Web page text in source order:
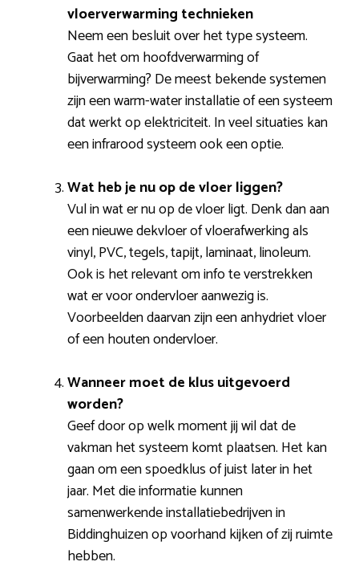
vloerverwarming technieken
Neem een besluit over het type systeem.
Gaat het om hoofdverwarming of
bijverwarming? De meest bekende systemen
zijn een warm-water installatie of een systeem
dat werkt op elektriciteit. In veel situaties kan
een infrarood systeem ook een optie.
Wat heb je nu op de vloer liggen?
Vul in wat er nu op de vloer ligt. Denk dan aan
een nieuwe dekvloer of vloerafwerking als
vinyl, PVC, tegels, tapijt, laminaat, linoleum.
Ook is het relevant om info te verstrekken
wat er voor ondervloer aanwezig is.
Voorbeelden daarvan zijn een anhydriet vloer
of een houten ondervloer.
Wanneer moet de klus uitgevoerd
worden?
Geef door op welk moment jij wil dat de
vakman het systeem komt plaatsen. Het kan
gaan om een spoedklus of juist later in het
jaar. Met die informatie kunnen
samenwerkende installatiebedrijven in
Biddinghuizen op voorhand kijken of zij ruimte
hebben.